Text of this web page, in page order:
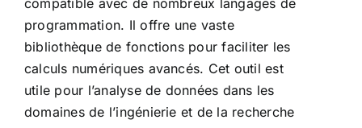
compatible avec de nombreux langages de
programmation. Il offre une vaste
bibliothèque de fonctions pour faciliter les
calculs numériques avancés. Cet outil est
utile pour l’analyse de données dans les
domaines de l’ingénierie et de la recherche